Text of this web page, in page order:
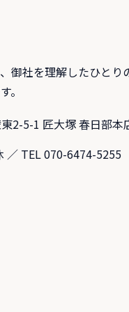
御社を理解したひとり
。
2-5-1 匠大塚 春日部本
／ TEL 070-6474-5255